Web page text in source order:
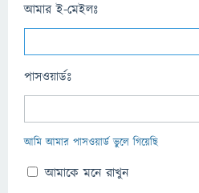
আমার ই-মেইলঃ
পাসওয়ার্ডঃ
আমি আমার পাসওয়ার্ড ভুলে গিয়েছি
আমাকে মনে রাখুন